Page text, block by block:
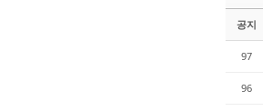
공지
97
96